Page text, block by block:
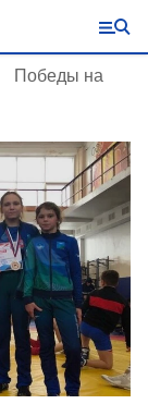
Победы на